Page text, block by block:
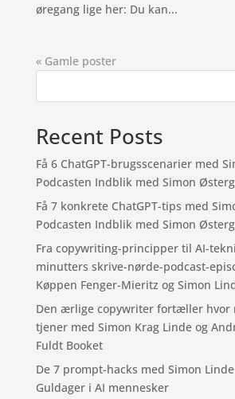
øregang lige her: Du kan...
« Gamle poster
Recent Posts
Få 6 ChatGPT-brugsscenarier med
Podcasten Indblik med Simon
Få 7 konkrete ChatGPT-tips med
Podcasten Indblik med Simon
Fra copywriting-principper til AI-
minutters skrive-nørde-podcast-
Køppen Fenger-Mieritz og Simon
Den ærlige copywriter fortæller hvor
tjener med Simon Krag Linde og
Fuldt Booket
De 7 prompt-hacks med Simon
Guldager i AI mennesker